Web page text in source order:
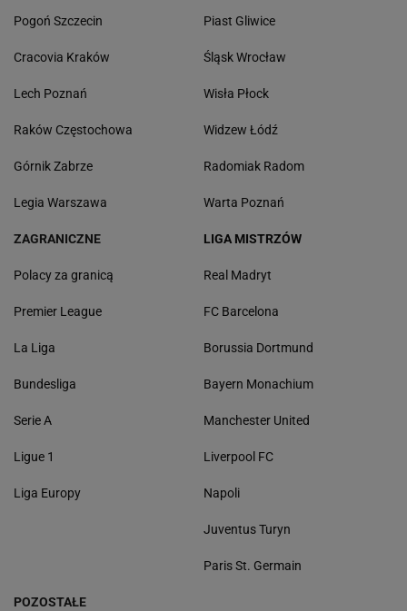
Pogoń Szczecin
Cracovia Kraków
Lech Poznań
Raków Częstochowa
Górnik Zabrze
Legia Warszawa
Piast Gliwice
Śląsk Wrocław
Wisła Płock
Widzew Łódź
Radomiak Radom
Warta Poznań
ZAGRANICZNE
Polacy za granicą
Premier League
La Liga
Bundesliga
Serie A
Ligue 1
Liga Europy
LIGA MISTRZÓW
Real Madryt
FC Barcelona
Borussia Dortmund
Bayern Monachium
Manchester United
Liverpool FC
Napoli
Juventus Turyn
Paris St. Germain
POZOSTAŁE